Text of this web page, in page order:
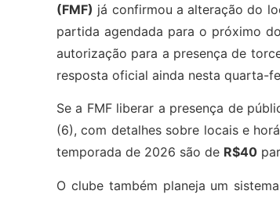
(FMF) já confirmou a alteração do
partida agendada para o próximo
autorização para a presença de
resposta oficial ainda nesta quarta-
Se a FMF liberar a presença de
(6), com detalhes sobre locais e
temporada de 2026 são de R$40
O clube também planeja um